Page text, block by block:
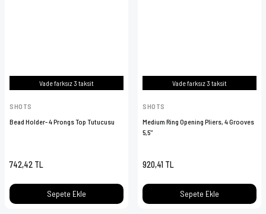
Vade farksız 3 taksit
SHOTS
Bead Holder- 4 Prongs Top Tutucusu
742,42 TL
Sepete Ekle
Vade farksız 3 taksit
SHOTS
Medium Ring Opening Pliers, 4 Grooves
5,5''
920,41 TL
Sepete Ekle